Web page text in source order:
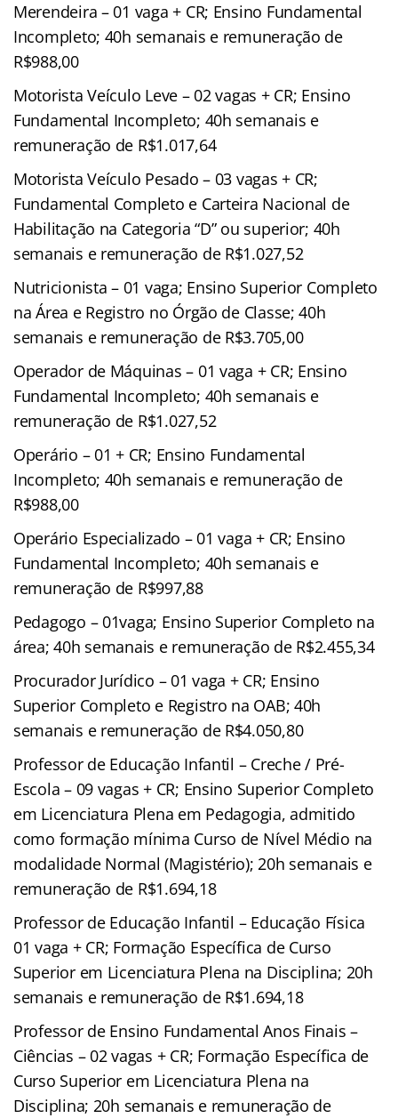
Merendeira – 01 vaga + CR; Ensino Fundamental
Incompleto; 40h semanais e remuneração de
R$988,00
Motorista Veículo Leve – 02 vagas + CR; Ensino
Fundamental Incompleto; 40h semanais e
remuneração de R$1.017,64
Motorista Veículo Pesado – 03 vagas + CR;
Fundamental Completo e Carteira Nacional de
Habilitação na Categoria “D” ou superior; 40h
semanais e remuneração de R$1.027,52
Nutricionista – 01 vaga; Ensino Superior Completo
na Área e Registro no Órgão de Classe; 40h
semanais e remuneração de R$3.705,00
Operador de Máquinas – 01 vaga + CR; Ensino
Fundamental Incompleto; 40h semanais e
remuneração de R$1.027,52
Operário – 01 + CR; Ensino Fundamental
Incompleto; 40h semanais e remuneração de
R$988,00
Operário Especializado – 01 vaga + CR; Ensino
Fundamental Incompleto; 40h semanais e
remuneração de R$997,88
Pedagogo – 01vaga; Ensino Superior Completo na
área; 40h semanais e remuneração de R$2.455,34
Procurador Jurídico – 01 vaga + CR; Ensino
Superior Completo e Registro na OAB; 40h
semanais e remuneração de R$4.050,80
Professor de Educação Infantil – Creche / Pré-
Escola – 09 vagas + CR; Ensino Superior Completo
em Licenciatura Plena em Pedagogia, admitido
como formação mínima Curso de Nível Médio na
modalidade Normal (Magistério); 20h semanais e
remuneração de R$1.694,18
Professor de Educação Infantil – Educação Física
01 vaga + CR; Formação Específica de Curso
Superior em Licenciatura Plena na Disciplina; 20h
semanais e remuneração de R$1.694,18
Professor de Ensino Fundamental Anos Finais –
Ciências – 02 vagas + CR; Formação Específica de
Curso Superior em Licenciatura Plena na
Disciplina; 20h semanais e remuneração de